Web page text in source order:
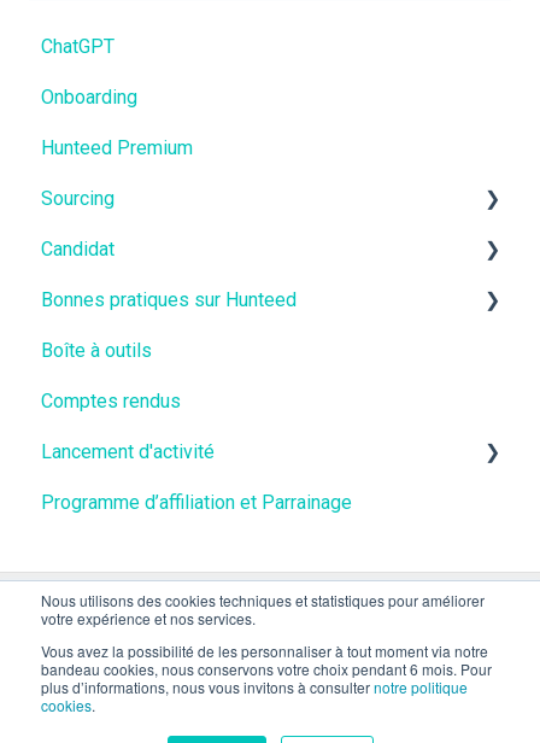
Nous utilisons des cookies techniques et statistiques pour améliorer
votre expérience et nos services.
Vous avez la possibilité de les personnaliser à tout moment via notre
bandeau cookies, nous conservons votre choix pendant 6 mois. Pour
plus d’informations, nous vous invitons à consulternotre politique
cookies.
ChatGPT
Onboarding
Hunteed Premium
Sourcing
Vidéos
Fiches métiers
Candidat
Vidéos
🇨🇭Suisse
Bonnes pratiques sur Hunteed
Vidéos
Boîte à outils
Comptes rendus
Lancement d'activité
Vidéos
Programme d’affiliation et Parrainage